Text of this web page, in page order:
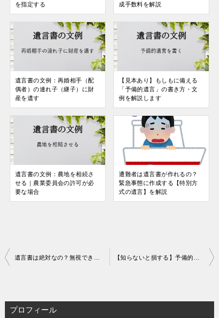
を指定する
成手数料を解説
遺言書の文例：再婚相手（配
偶者）の連れ子（継子）に財
産を遺す
【見本あり】もしもに備える
「予備的遺言」の書き方・文
例を解説します
遺言書の文例：農地を相続さ
せる｜農業委員会の許可が必
要な場合
遭難者は遺言書が作れるの？
緊急事態に作成する【特別方
式の遺言】を解説
投
稿
ゲ
遺言書は絶対なの？無視できる？遺産分割協議が必要なケースも紹介！ 【知らないと損する】予備的遺言とは？必要なケースと文例を紹介します
プロフィール